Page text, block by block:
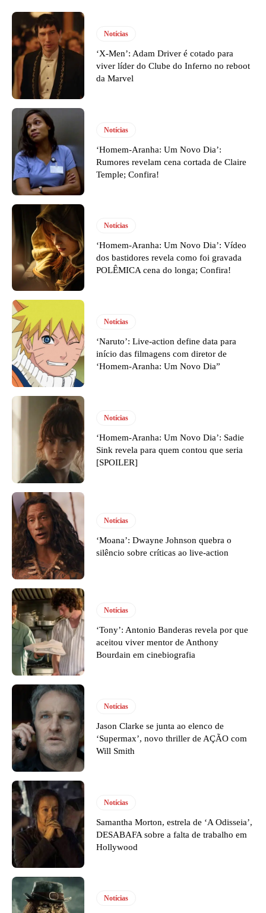
Notícias
‘X-Men’: Adam Driver é cotado para
viver líder do Clube do Inferno no reboot
da Marvel
Notícias
‘Homem-Aranha: Um Novo Dia’:
Rumores revelam cena cortada de Claire
Temple; Confira!
Notícias
‘Homem-Aranha: Um Novo Dia’: Vídeo
dos bastidores revela como foi gravada
POLÊMICA cena do longa; Confira!
Notícias
‘Naruto’: Live-action define data para
início das filmagens com diretor de
‘Homem-Aranha: Um Novo Dia”
Notícias
‘Homem-Aranha: Um Novo Dia’: Sadie
Sink revela para quem contou que seria
[SPOILER]
Notícias
‘Moana’: Dwayne Johnson quebra o
silêncio sobre críticas ao live-action
Notícias
‘Tony’: Antonio Banderas revela por que
aceitou viver mentor de Anthony
Bourdain em cinebiografia
Notícias
Jason Clarke se junta ao elenco de
‘Supermax’, novo thriller de AÇÃO com
Will Smith
Notícias
Samantha Morton, estrela de ‘A Odisseia’,
DESABAFA sobre a falta de trabalho em
Hollywood
Notícias